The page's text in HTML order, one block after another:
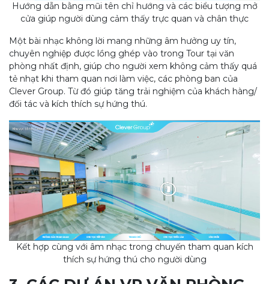
Hướng dẫn bằng mũi tên chỉ hướng và các biểu tượng mở
cửa giúp người dùng cảm thấy trực quan và chân thực
Một bài nhạc không lời mang những âm hưởng uy tín,
chuyên nghiệp được lồng ghép vào trong Tour tại văn
phòng nhất định, giúp cho người xem không cảm thấy quá
tẻ nhạt khi tham quan nơi làm việc, các phòng ban của
Clever Group. Từ đó giúp tăng trải nghiệm của khách hàng/
đối tác và kích thích sự hứng thú.
Kết hợp cùng với âm nhạc trong chuyến tham quan kích
thích sự hứng thú cho người dùng